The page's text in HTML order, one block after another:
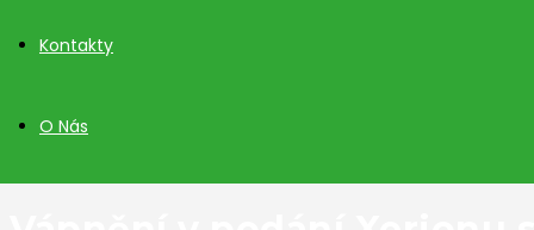
Kontakty
O Nás